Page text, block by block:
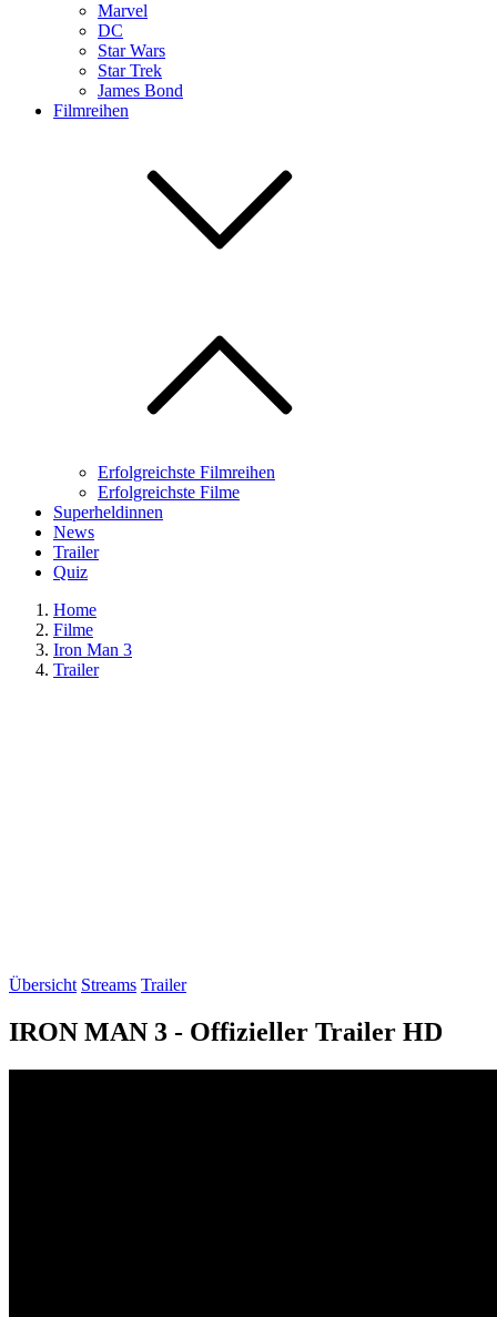
Marvel
DC
Star Wars
Star Trek
James Bond
Filmreihen
Erfolgreichste Filmreihen
Erfolgreichste Filme
Superheldinnen
News
Trailer
Quiz
Home
Filme
Iron Man 3
Trailer
Übersicht Streams Trailer
IRON MAN 3 - Offizieller Trailer HD